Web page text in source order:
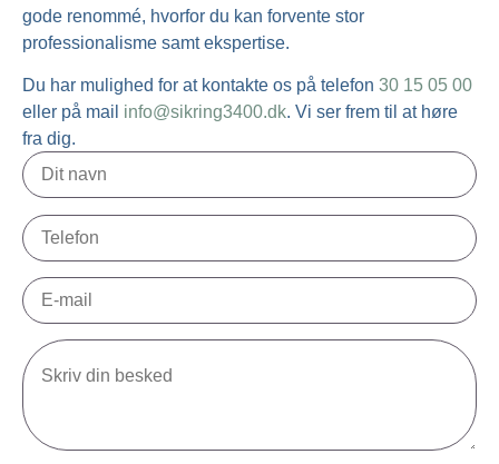
gode renommé, hvorfor du kan forvente stor
professionalisme samt ekspertise.
Du har mulighed for at kontakte os på telefon 30 15 05 00
eller på mail info@sikring3400.dk. Vi ser frem til at høre
fra dig.